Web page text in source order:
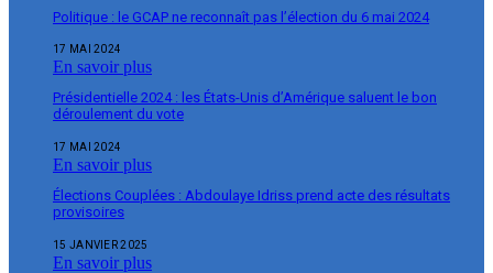
Politique : le GCAP ne reconnaît pas l’élection du 6 mai 2024
17 MAI 2024
En savoir plus
Présidentielle 2024 : les États-Unis d’Amérique saluent le bon
déroulement du vote
17 MAI 2024
En savoir plus
Élections Couplées : Abdoulaye Idriss prend acte des résultats
provisoires
15 JANVIER 2025
En savoir plus